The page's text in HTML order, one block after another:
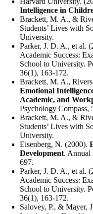
Intelligence in
Brackett, M. A., &
Students’ Lives with
University.
Parker, J. D. A., et al.
Academic Success:
School to University.
36(1), 163-172.
Brackett, M. A.,
Emotional
Academic, and
Psychology Compass,
Brackett, M. A., &
Students’ Lives with
University.
Eisenberg, N. (2000).
Development. Annual
697.
Parker, J. D. A., et al.
Academic Success:
School to University.
36(1), 163-172.
Salovey, P., & Mayer,